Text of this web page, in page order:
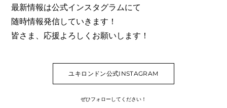
最新情報は公式インスタグラムにて
随時情報発信していきます！
皆さま、応援よろしくお願いします！
ユキロンドン公式INSTAGRAM
ぜひフォローしてください！